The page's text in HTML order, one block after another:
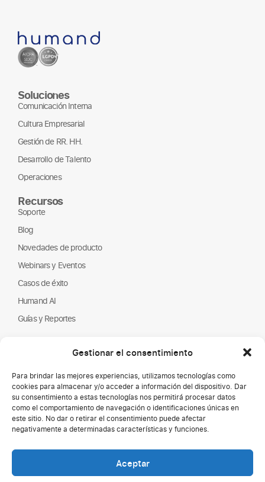
Gestionar el consentimiento
Para brindar las mejores experiencias, utilizamos tecnologías como
cookies para almacenar y/o acceder a información del dispositivo. Dar
su consentimiento a estas tecnologías nos permitirá procesar datos
como el comportamiento de navegación o identificaciones únicas en
este sitio. No dar o retirar el consentimiento puede afectar
negativamente a determinadas características y funciones.
Aceptar
Soluciones
Comunicación Interna
Cultura Empresarial
Gestión de RR. HH.
Desarrollo de Talento
Operaciones
Recursos
Soporte
Blog
Novedades de producto
Webinars y Eventos
Casos de éxito
Humand AI
Guías y Reportes
Página de empleo
Partners
ONGs